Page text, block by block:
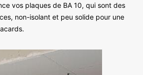
vos plaques de BA 10, qui sont des
non-isolant et peu solide pour une